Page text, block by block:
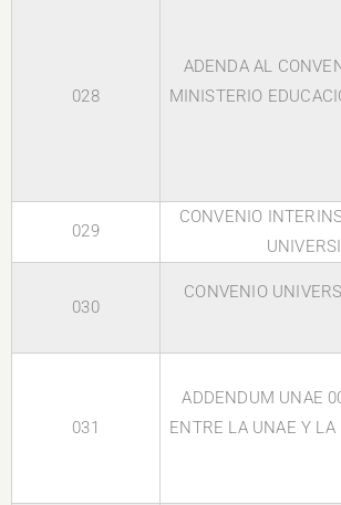
028
ADENDA AL
MINISTERIO
029
CONVENIO
030
CONVENIO
031
ADDENDUM UNAE
ENTRE LA UNAE Y